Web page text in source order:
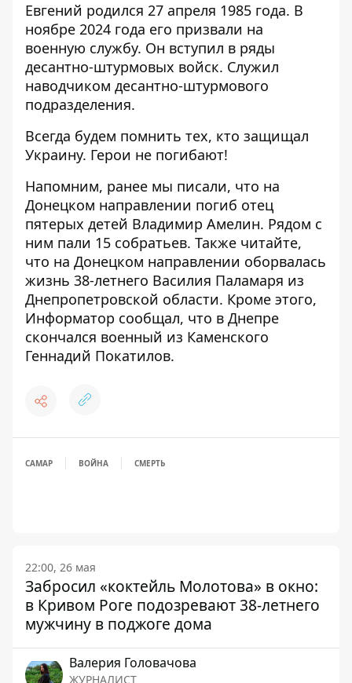
Евгений родился 27 апреля 1985 года. В
ноябре 2024 года его призвали на
военную службу. Он вступил в ряды
десантно-штурмовых войск. Служил
наводчиком десантно-штурмового
подразделения.
Всегда будем помнить тех, кто защищал
Украину. Герои не погибают!
Напомним, ранее мы писали, что на
Донецком направлении погиб отец
пятерых детей Владимир Амелин. Рядом с
ним пали 15 собратьев. Также читайте,
что на Донецком направлении оборвалась
жизнь 38-летнего Василия Паламаря из
Днепропетровской области. Кроме этого,
Информатор сообщал, что в Днепре
скончался военный из Каменского
Геннадий Покатилов.
САМАР ВОЙНА СМЕРТЬ
22:00, 26 мая
Забросил «коктейль Молотова» в окно:
в Кривом Роге подозревают 38-летнего
мужчину в поджоге дома
Валерия Головачова
ЖУРНАЛИСТ